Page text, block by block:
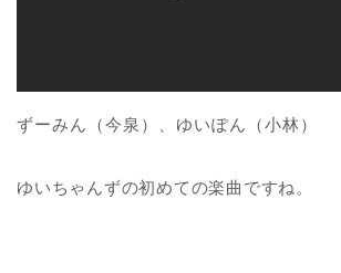
ずーみん（今泉）、ゆいぽん（小林）
ゆいちゃんずの初めての楽曲ですね。